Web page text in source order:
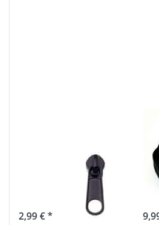
Reißverschlüsse,
Farbe: schwarz -
2,99 € *